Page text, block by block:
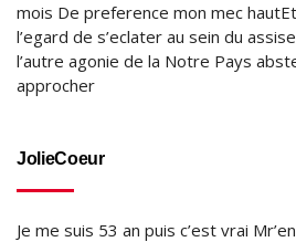
mois De preference mon mec
l’egard de s’eclater au sein du
l’autre agonie de la Notre Pays
approcher
JolieCoeur
Je me suis 53 an puis c’est vrai